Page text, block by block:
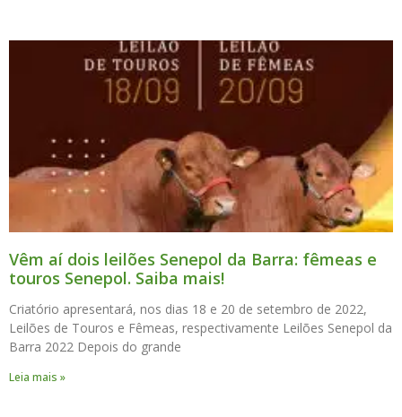
Vêm aí dois leilões Senepol da Barra: fêmeas e
touros Senepol. Saiba mais!
Criatório apresentará, nos dias 18 e 20 de setembro de 2022,
Leilões de Touros e Fêmeas, respectivamente Leilões Senepol da
Barra 2022 Depois do grande
Leia mais »